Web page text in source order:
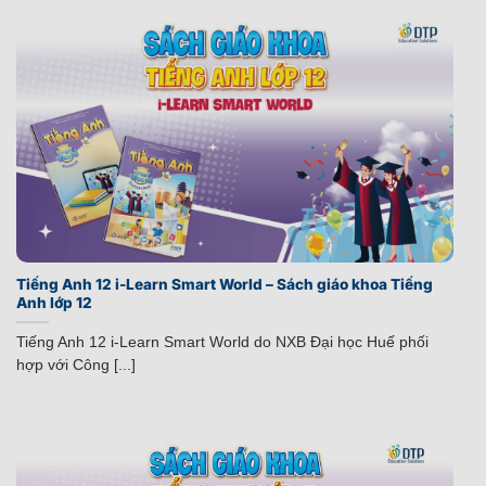
Tiếng Anh 12 i-Learn Smart World – Sách giáo khoa Tiếng
Anh lớp 12
Tiếng Anh 12 i-Learn Smart World do NXB Đại học Huế phối
hợp với Công [...]